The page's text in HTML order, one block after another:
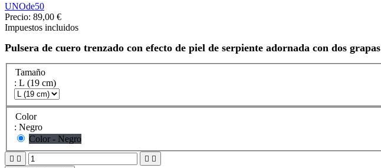
UNOde50
Precio: 89,00 €
Impuestos incluidos
Pulsera de cuero trenzado con efecto de piel de serpiente adornada con dos grapas
Tamaño
: L (19 cm)
Color
: Negro
Color - Negro
   